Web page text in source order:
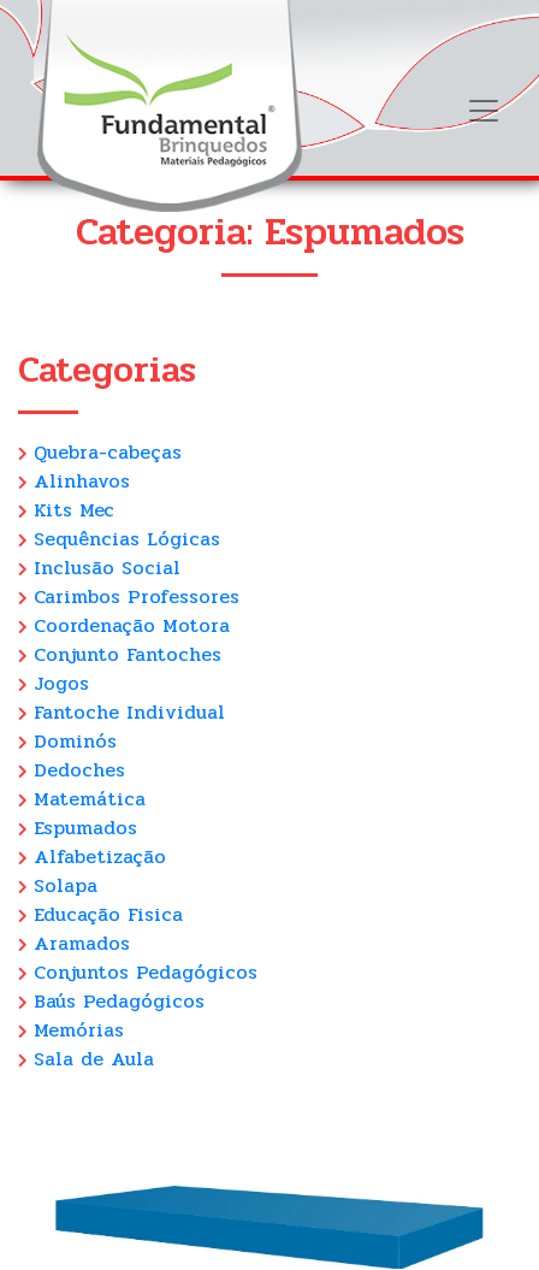
Categoria: Espumados
Categorias
Quebra-cabeças
Alinhavos
Kits Mec
Sequências Lógicas
Inclusão Social
Carimbos Professores
Coordenação Motora
Conjunto Fantoches
Jogos
Fantoche Individual
Dominós
Dedoches
Matemática
Espumados
Alfabetização
Solapa
Educação Fisica
Aramados
Conjuntos Pedagógicos
Baús Pedagógicos
Memórias
Sala de Aula